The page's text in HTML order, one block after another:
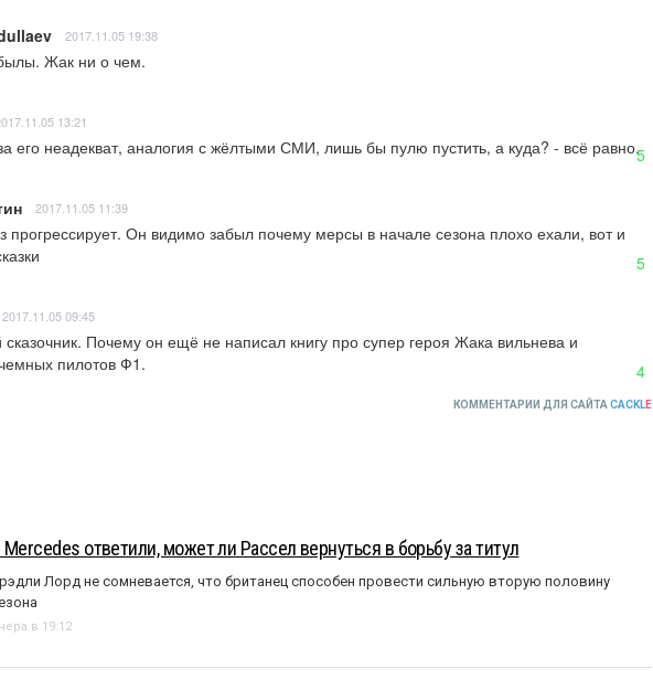
2017.11.05 19:38
Жак ни о чем.
13:21
его неадекват, аналогия с жёлтыми СМИ, лишь бы пулю пустить, а куда? - всё равно.5
2017.11.05 11:39
прогрессирует. Он видимо забыл почему мерсы в начале сезона плохо ехали, вот и
5
2017.11.05 09:45
сказочник. Почему он ещё не написал книгу про супер героя Жака вильнева и
пилотов Ф1.
4
КОММЕНТАРИИ ДЛЯ САЙТА CACKLE
Mercedes ответили, может ли Рассел вернуться в борьбу за титул
Лорд не сомневается, что британец способен провести сильную вторую половину
в 19:12